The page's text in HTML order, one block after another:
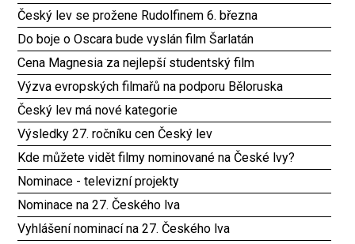
Český lev se prožene Rudolfinem 6. března
Do boje o Oscara bude vyslán film Šarlatán
Cena Magnesia za nejlepší studentský film
Výzva evropských filmařů na podporu Běloruska
Český lev má nové kategorie
Výsledky 27. ročníku cen Český lev
Kde můžete vidět filmy nominované na České lvy?
Nominace - televizní projekty
Nominace na 27. Českého lva
Vyhlášení nominací na 27. Českého lva